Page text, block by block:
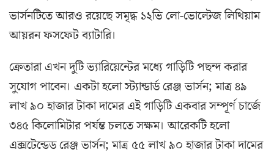
ভার্সনটিতে আরও রয়েছে সমৃদ্ধ ১২ভি লো-ভোল্টেজ লিথিয়াম
আয়রন ফসফেট ব্যাটারি।
ক্রেতারা এখন দুটি ভ্যারিয়েন্টের মধ্যে গাড়িটি পছন্দ করার
সুযোগ পাবেন। একটা হলো স্ট্যান্ডার্ড রেঞ্জ ভার্সন; মাত্র ৪৯
লাখ ৯০ হাজার টাকা দামের এই গাড়িটি একবার সম্পূর্ণ চার্জে
৩৪৫ কিলোমিটার পর্যন্ত চলতে সক্ষম। আরেকটি হলো
এক্সটেন্ডেড রেঞ্জ ভার্সন; মাত্র ৫৫ লাখ ৯০ হাজার টাকা দামের